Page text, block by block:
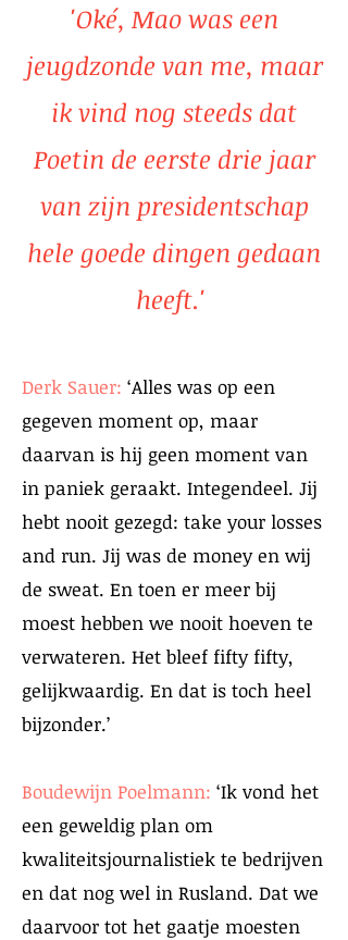
'Oké, Mao was een
jeugdzonde van me, maar
ik vind nog steeds dat
Poetin de eerste drie jaar
van zijn presidentschap
hele goede dingen gedaan
heeft.'
Derk Sauer: ‘Alles was op een
gegeven moment op, maar
daarvan is hij geen moment van
in paniek geraakt. Integendeel. Jij
hebt nooit gezegd: take your losses
and run. Jij was de money en wij
de sweat. En toen er meer bij
moest hebben we nooit hoeven te
verwateren. Het bleef fifty fifty,
gelijkwaardig. En dat is toch heel
bijzonder.’
Boudewijn Poelmann: ‘Ik vond het
een geweldig plan om
kwaliteitsjournalistiek te bedrijven
en dat nog wel in Rusland. Dat we
daarvoor tot het gaatje moesten